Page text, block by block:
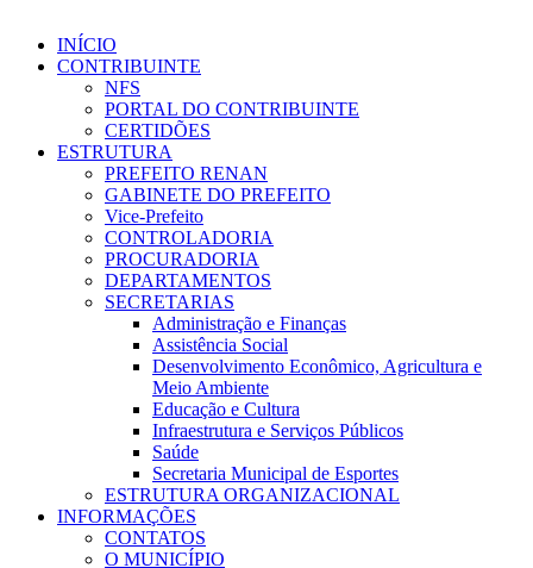
INÍCIO
CONTRIBUINTE
NFS
PORTAL DO CONTRIBUINTE
CERTIDÕES
ESTRUTURA
PREFEITO RENAN
GABINETE DO PREFEITO
Vice-Prefeito
CONTROLADORIA
PROCURADORIA
DEPARTAMENTOS
SECRETARIAS
Administração e Finanças
Assistência Social
Desenvolvimento Econômico, Agricultura e
Meio Ambiente
Educação e Cultura
Infraestrutura e Serviços Públicos
Saúde
Secretaria Municipal de Esportes
ESTRUTURA ORGANIZACIONAL
INFORMAÇÕES
CONTATOS
O MUNICÍPIO